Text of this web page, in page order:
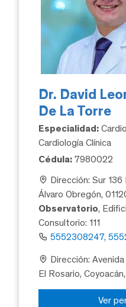
Dr. David
De La Torre
Especialidad:
Cardiología Clínica
Cédula: 7980022
Dirección: Sur 136
Álvaro Obregón,
Observatorio,
Consultorio: 111
5552308247,
Dirección:
El Rosario,
Ver